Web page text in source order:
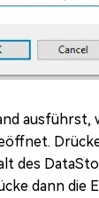
ausführst,
des
dann die